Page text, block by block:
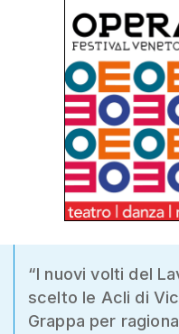
“I nuovi volti del
scelto le Acli di
Grappa per